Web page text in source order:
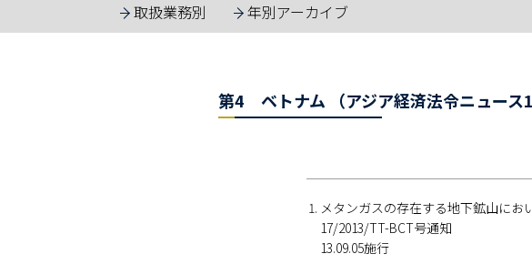
取扱業務別 年別アーカイブ
第4 ベトナム （アジア経済法令ニュース
メタンガスの存在する地下鉱山にお
17/2013/TT-BCT号通知
13.09.05施行